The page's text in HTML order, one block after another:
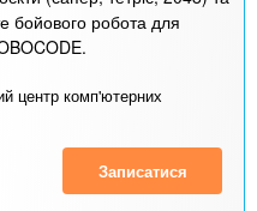
бойового робота для
центр комп'ютерних
Записатися